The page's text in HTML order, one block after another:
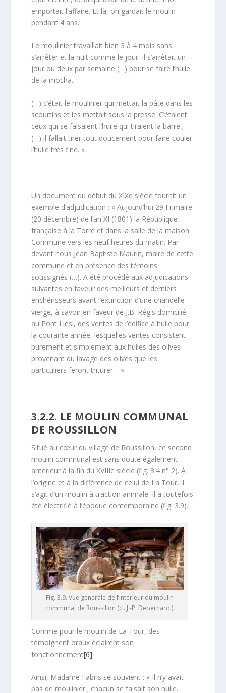
emportait l’affaire. Et là, on gardait le moulin
pendant 4 ans.
Le moulinier travaillait bien 3 à 4 mois sans
s’arrêter et la nuit comme le jour. Il s’arrêtait un
jour ou deux par semaine (…) pour se faire l’huile
de la mocha.
(…) c’était le moulinier qui mettait la pâte dans les
scourtins et les mettait sous la presse. C’étaient
ceux qui se faisaient l’huile qui tiraient la barre ;
(…) il fallait tirer tout doucement pour faire couler
l’huile très fine. »
Un document du début du XIXe siècle fournit un
exemple d’adjudication : « Aujourd’hui 29 Frimaire
(20 décembre) de l’an XI (1801) la République
française à la Torre et dans la salle de la maison
Commune vers les neuf heures du matin. Par
devant nous Jean Baptiste Maurin, maire de cette
commune et en présence des témoins
soussignés (…). A été procédé aux adjudications
suivantes en faveur des meilleurs et derniers
enchérisseurs avant l’extinction d’une chandelle
vierge, à savoir en faveur de J.B. Régis domicilié
au Pont Liési, des ventes de l’édifice à huile pour
la courante année, lesquelles ventes consistent
purement et simplement aux huiles des olives
provenant du lavage des olives que les
particuliers feront triturer… ».
3.2.2. LE MOULIN COMMUNAL
DE ROUSSILLON
Situé au cœur du village de Roussillon, ce second
moulin communal est sans doute également
antérieur à la fin du XVIIIe siècle (fig. 3.4 n° 2). À
l’origine et à la différence de celui de La Tour, il
s’agit d’un moulin à traction animale. Il a toutefois
été électrifié à l’époque contemporaine (fig. 3.9).
Fig. 3.9. Vue générale de l’intérieur du moulin
communal de Roussillon (cl. J.-P. Debernardi).
Comme pour le moulin de La Tour, des
témoignent oraux éclairent son
fonctionnement[6].
Ainsi, Madame Fabris se souvient : « Il n’y avait
pas de moulinier ; chacun se faisait son huile.